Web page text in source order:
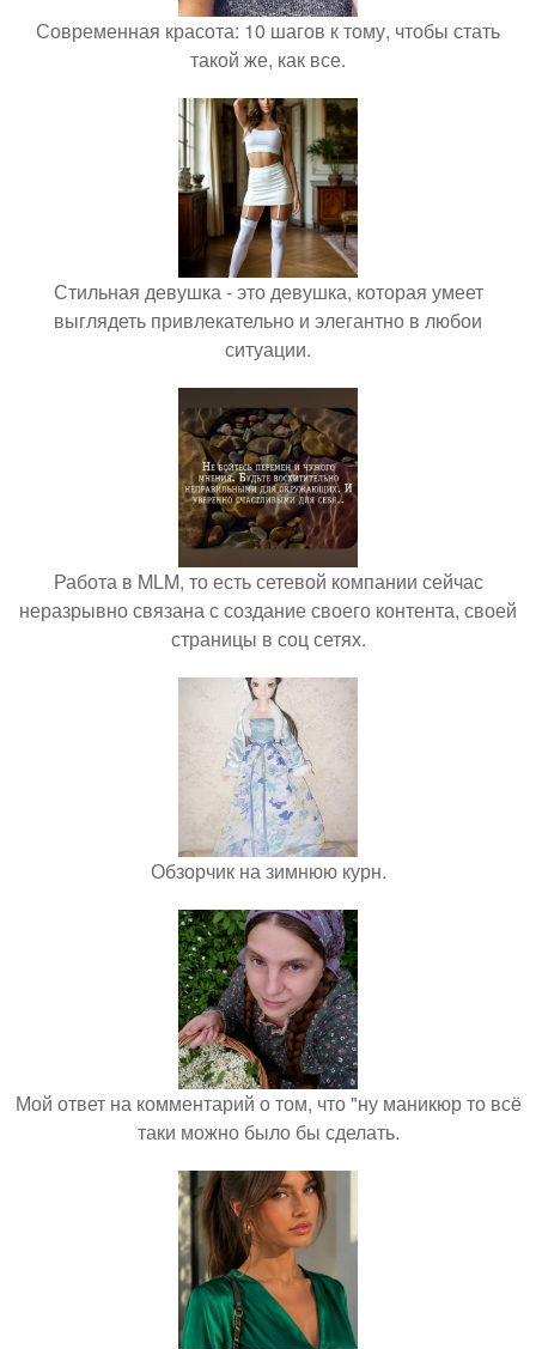
Современная красота: 10 шагов к тому, чтобы стать
такой же, как все.
Стильная девушка - это девушка, которая умеет
выглядеть привлекательно и элегантно в любои
ситуации.
Работа в MLM, то есть сетевой компании сейчас
неразрывно связана с создание своего контента, своей
страницы в соц сетях.
Обзорчик на зимнюю курн.
Мой ответ на комментарий о том, что "ну маникюр то всё
таки можно было бы сделать.